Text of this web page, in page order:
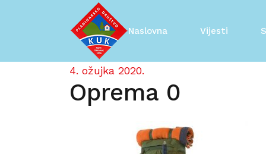
Naslovna Vijesti
4. ožujka 2020.
Oprema 0